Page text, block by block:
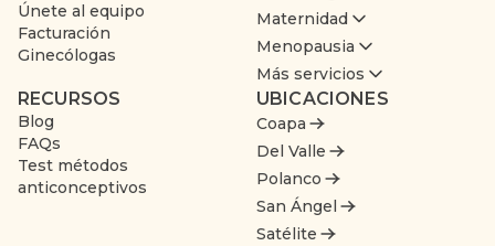
Únete al equipo
Facturación
Ginecólogas
Maternidad
Menopausia
Más servicios
RECURSOS
Blog
FAQs
Test métodos
anticonceptivos
UBICACIONES
Coapa
Del Valle
Polanco
San Ángel
Satélite